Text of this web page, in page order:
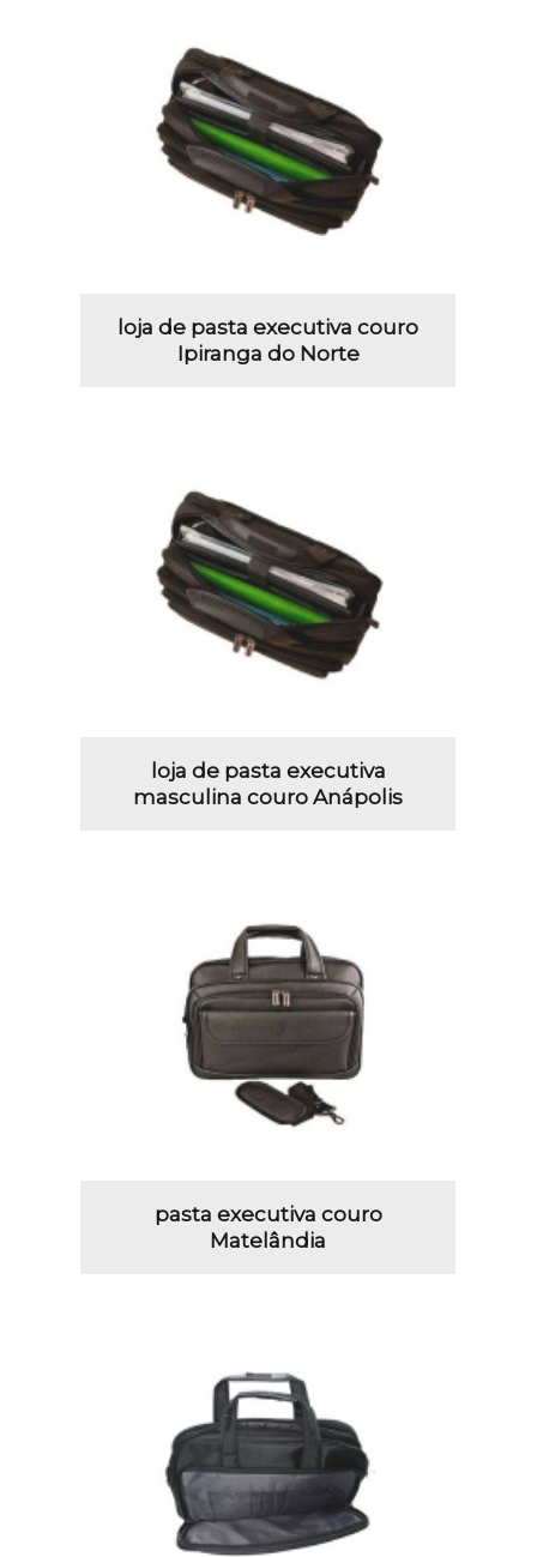
loja de pasta executiva couro
Ipiranga do Norte
loja de pasta executiva
masculina couro Anápolis
pasta executiva couro
Matelândia